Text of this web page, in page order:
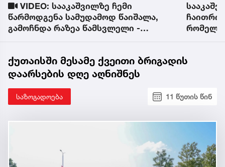
VIDEO: სააკაშვილზე ჩემი
წარმოდგენა სამუდამოდ წაიშალა,
გამოჩნდა რაზეა წამსვლელი -
ქუთაისში მესამე ქვეითი ბრიგადის
დაარსების დღე აღნიშნეს
საზოგადოება 11 წუთის წინ